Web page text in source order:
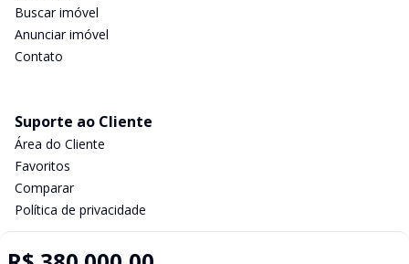
Buscar imóvel
Anunciar imóvel
Contato
Suporte ao Cliente
Área do Cliente
Favoritos
Comparar
Política de privacidade